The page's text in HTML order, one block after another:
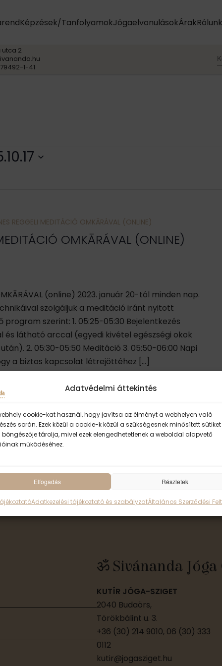
Adatvédelmi áttekintés
cookie-kat használ, hogy javítsa az élményt a webhelyen való
során. Ezek közül a cookie-k közül a szükségesnek minősített sütiket
böngészője tárolja, mivel ezek elengedhetetlenek a weboldal alapvető
működéséhez.
Elfogadás Részletek
Adatkezelési tájékoztató és szabályzatÁltalános Szerződési
Képzések/TanfolyamokJógaelvonulásokÁrakRólunk
utca 2
1-41
OMKĀRÁVAL (ONLINE)
REGGELI MEDITÁCIÓ OMKĀRÁVAL (ONLINE)
(online) 2023. január 20-tól minden nap.
szolgáljuk a meditáció iránt nyitott
szerint: 1. 05:25-05:30 Bejelentkezés
és látható arccal (egyedi kivétel egészségi okok
2. 05:30-05:50 Meditáció 3. 05:50-06:00 Napi
a biztos kapcsolat létrejöttéhez […]
ॐ Sivánanda Jóga
KUTÍR JÓGA-SZIGET
2040 Budaörs,
Törökbálint u. 3.
+36 (30) 214 9010, 06 (30) 333
0112
kutir@jogasziget.hu